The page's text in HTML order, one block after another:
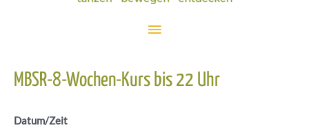
Hauptmenü
MBSR-8-Wochen-Kurs bis 22 Uhr
Datum/Zeit